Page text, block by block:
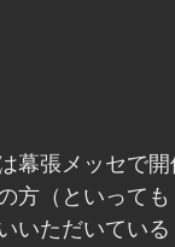
幕張メッセで開
方（といって
いただいてい